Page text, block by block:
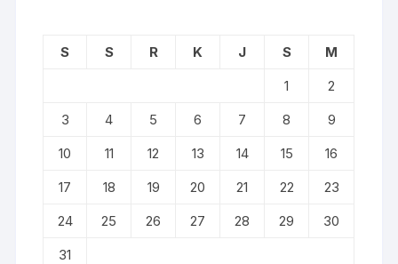
S S R K J S
M
1
2
3
4 5 6 7 8
9
10
11 12 13 14 15
16
17
18 19 20 21 22
23
24
25 26 27 28 29
30
31